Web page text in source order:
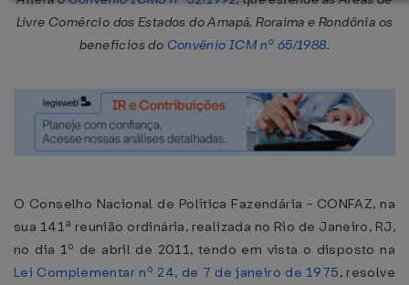
Livre Comércio dos Estados do Amapá, Roraima e Rondônia os
benefícios do Convênio ICM nº 65/1988.
O Conselho Nacional de Política Fazendária - CONFAZ, na
sua 141ª reunião ordinária, realizada no Rio de Janeiro, RJ,
no dia 1º de abril de 2011, tendo em vista o disposto na
Lei Complementar nº 24, de 7 de janeiro de 1975, resolve